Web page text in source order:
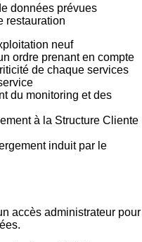
données prévues
restauration
neuf
ordre prenant en compte
de chaque services
du monitoring et des
à la Structure Cliente
induit par le
accès administrateur pour